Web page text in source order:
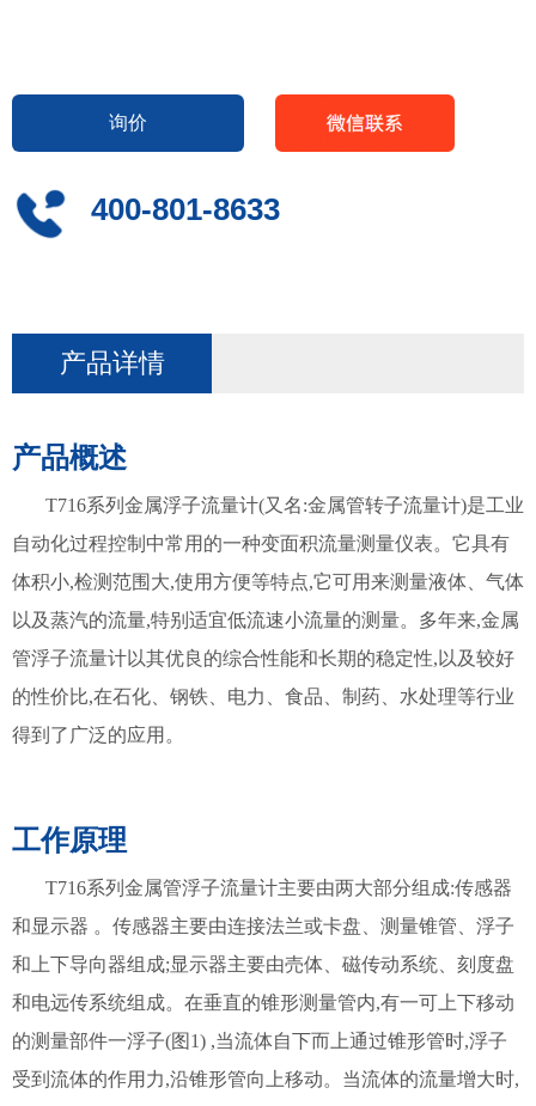
询价
产品概述
T716系列金属浮子流量计(又名:金属管转子流量计)是工业
自动化过程控制中常用的一种变面积流量测量仪表。它具有
体积小,检测范围大,使用方便等特点,它可用来测量液体、气体
以及蒸汽的流量,特别适宜低流速小流量的测量。多年来,金属
管浮子流量计以其优良的综合性能和长期的稳定性,以及较好
的性价比,在石化、钢铁、电力、食品、制药、水处理等行业
得到了广泛的应用。
工作原理
T716系列金属管浮子流量计主要由两大部分组成:传感器
和显示器 。传感器主要由连接法兰或卡盘、测量锥管、浮子
和上下导向器组成;显示器主要由売体、磁传动系统、刻度盘
和电远传系统组成。在垂直的锥形测量管内,有一可上下移动
的测量部件一浮子(图1) ,当流体自下而上通过锥形管时,浮子
受到流体的作用力,沿锥形管向上移动。当流体的流量增大时,
产品详情
400-801-8633